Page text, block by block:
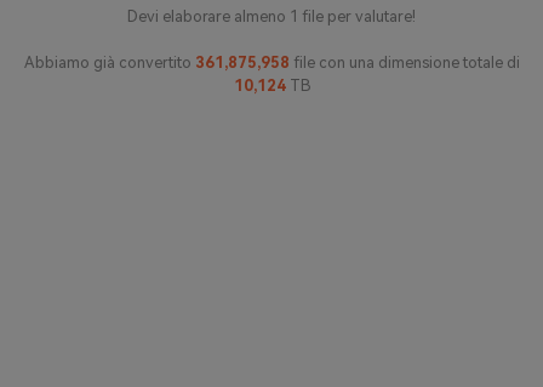
Devi elaborare almeno 1 file per valutare!
Abbiamo già convertito 361,875,970 file con una dimensione totale di
10,124TB